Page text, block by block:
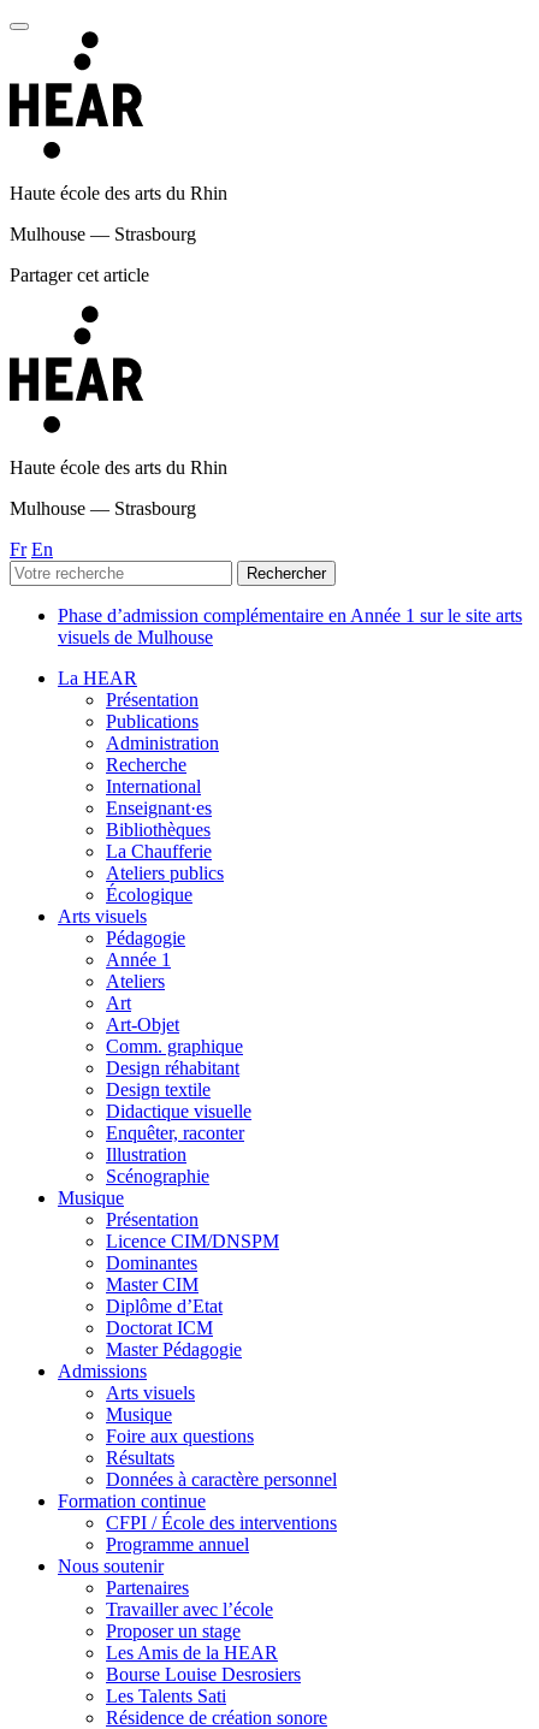
Haute école des arts du Rhin
Mulhouse — Strasbourg
Partager cet article
Haute école des arts du Rhin
Mulhouse — Strasbourg
Fr En
Phase d’admission complémentaire en Année 1 sur le site arts
visuels de Mulhouse
La HEAR
Présentation
Publications
Administration
Recherche
International
Enseignant·es
Bibliothèques
La Chaufferie
Ateliers publics
Écologique
Arts visuels
Pédagogie
Année 1
Ateliers
Art
Art-Objet
Comm. graphique
Design réhabitant
Design textile
Didactique visuelle
Enquêter, raconter
Illustration
Scénographie
Musique
Présentation
Licence CIM/DNSPM
Dominantes
Master CIM
Diplôme d’Etat
Doctorat ICM
Master Pédagogie
Admissions
Arts visuels
Musique
Foire aux questions
Résultats
Données à caractère personnel
Formation continue
CFPI / École des interventions
Programme annuel
Nous soutenir
Partenaires
Travailler avec l’école
Proposer un stage
Les Amis de la HEAR
Bourse Louise Desrosiers
Les Talents Sati
Résidence de création sonore